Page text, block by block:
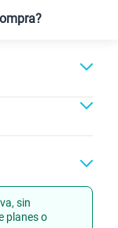
sin
planes o